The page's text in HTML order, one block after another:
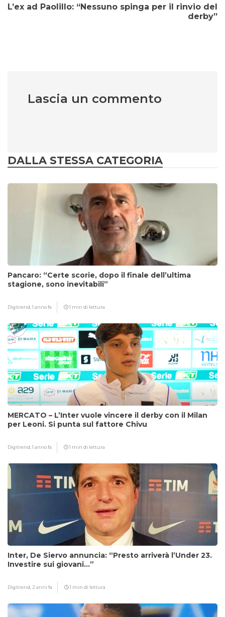
L’ex ad Paolillo: “Nessuno spinga per il rinvio del
derby”
Lascia un commento
DALLA STESSA CATEGORIA
Pancaro: “Certe scorie, dopo il finale dell’ultima
stagione, sono inevitabili”
Digitrend,1 anno fa 1 min di lettura
MERCATO – L’Inter vuole vincere il derby con il Milan
per Leoni. Si punta sul fattore Chivu
Digitrend,1 anno fa 1 min di lettura
Inter, De Siervo annuncia: “Presto arriverà l’Under 23.
Investire sui giovani…”
Digitrend, 2 anni fa 1 min di lettura